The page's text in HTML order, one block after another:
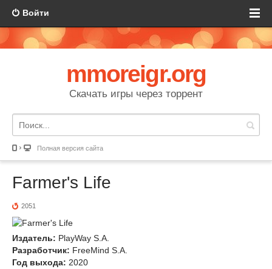
Войти
mmoreigr.org
Скачать игры через торрент
Полная версия сайта
Farmer's Life
2051
Издатель: PlayWay S.A.
Разработчик: FreeMind S.A.
Год выхода: 2020